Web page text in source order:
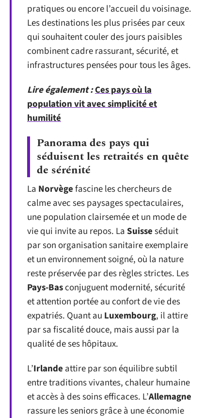
pratiques ou encore l’accueil du voisinage.
Les destinations les plus prisées par ceux
qui souhaitent couler des jours paisibles
combinent cadre rassurant, sécurité, et
infrastructures pensées pour tous les âges.
Lire également :Ces pays où la
population vit avec simplicité et
humilité
Panorama des pays qui
séduisent les retraités en quête
de sérénité
La Norvègefascine les chercheurs de
calme avec ses paysages spectaculaires,
une population clairsemée et un mode de
vie qui invite au repos. LaSuisseséduit
par son organisation sanitaire exemplaire
et un environnement soigné, où la nature
reste préservée par des règles strictes. Les
Pays-Basconjuguent modernité, sécurité
et attention portée au confort de vie des
expatriés. Quant au Luxembourg, il attire
par sa fiscalité douce, mais aussi par la
qualité de ses hôpitaux.
L’Irlande attire par son équilibre subtil
entre traditions vivantes, chaleur humaine
et accès à des soins efficaces. L’Allemagne
rassure les seniors grâce à une économie